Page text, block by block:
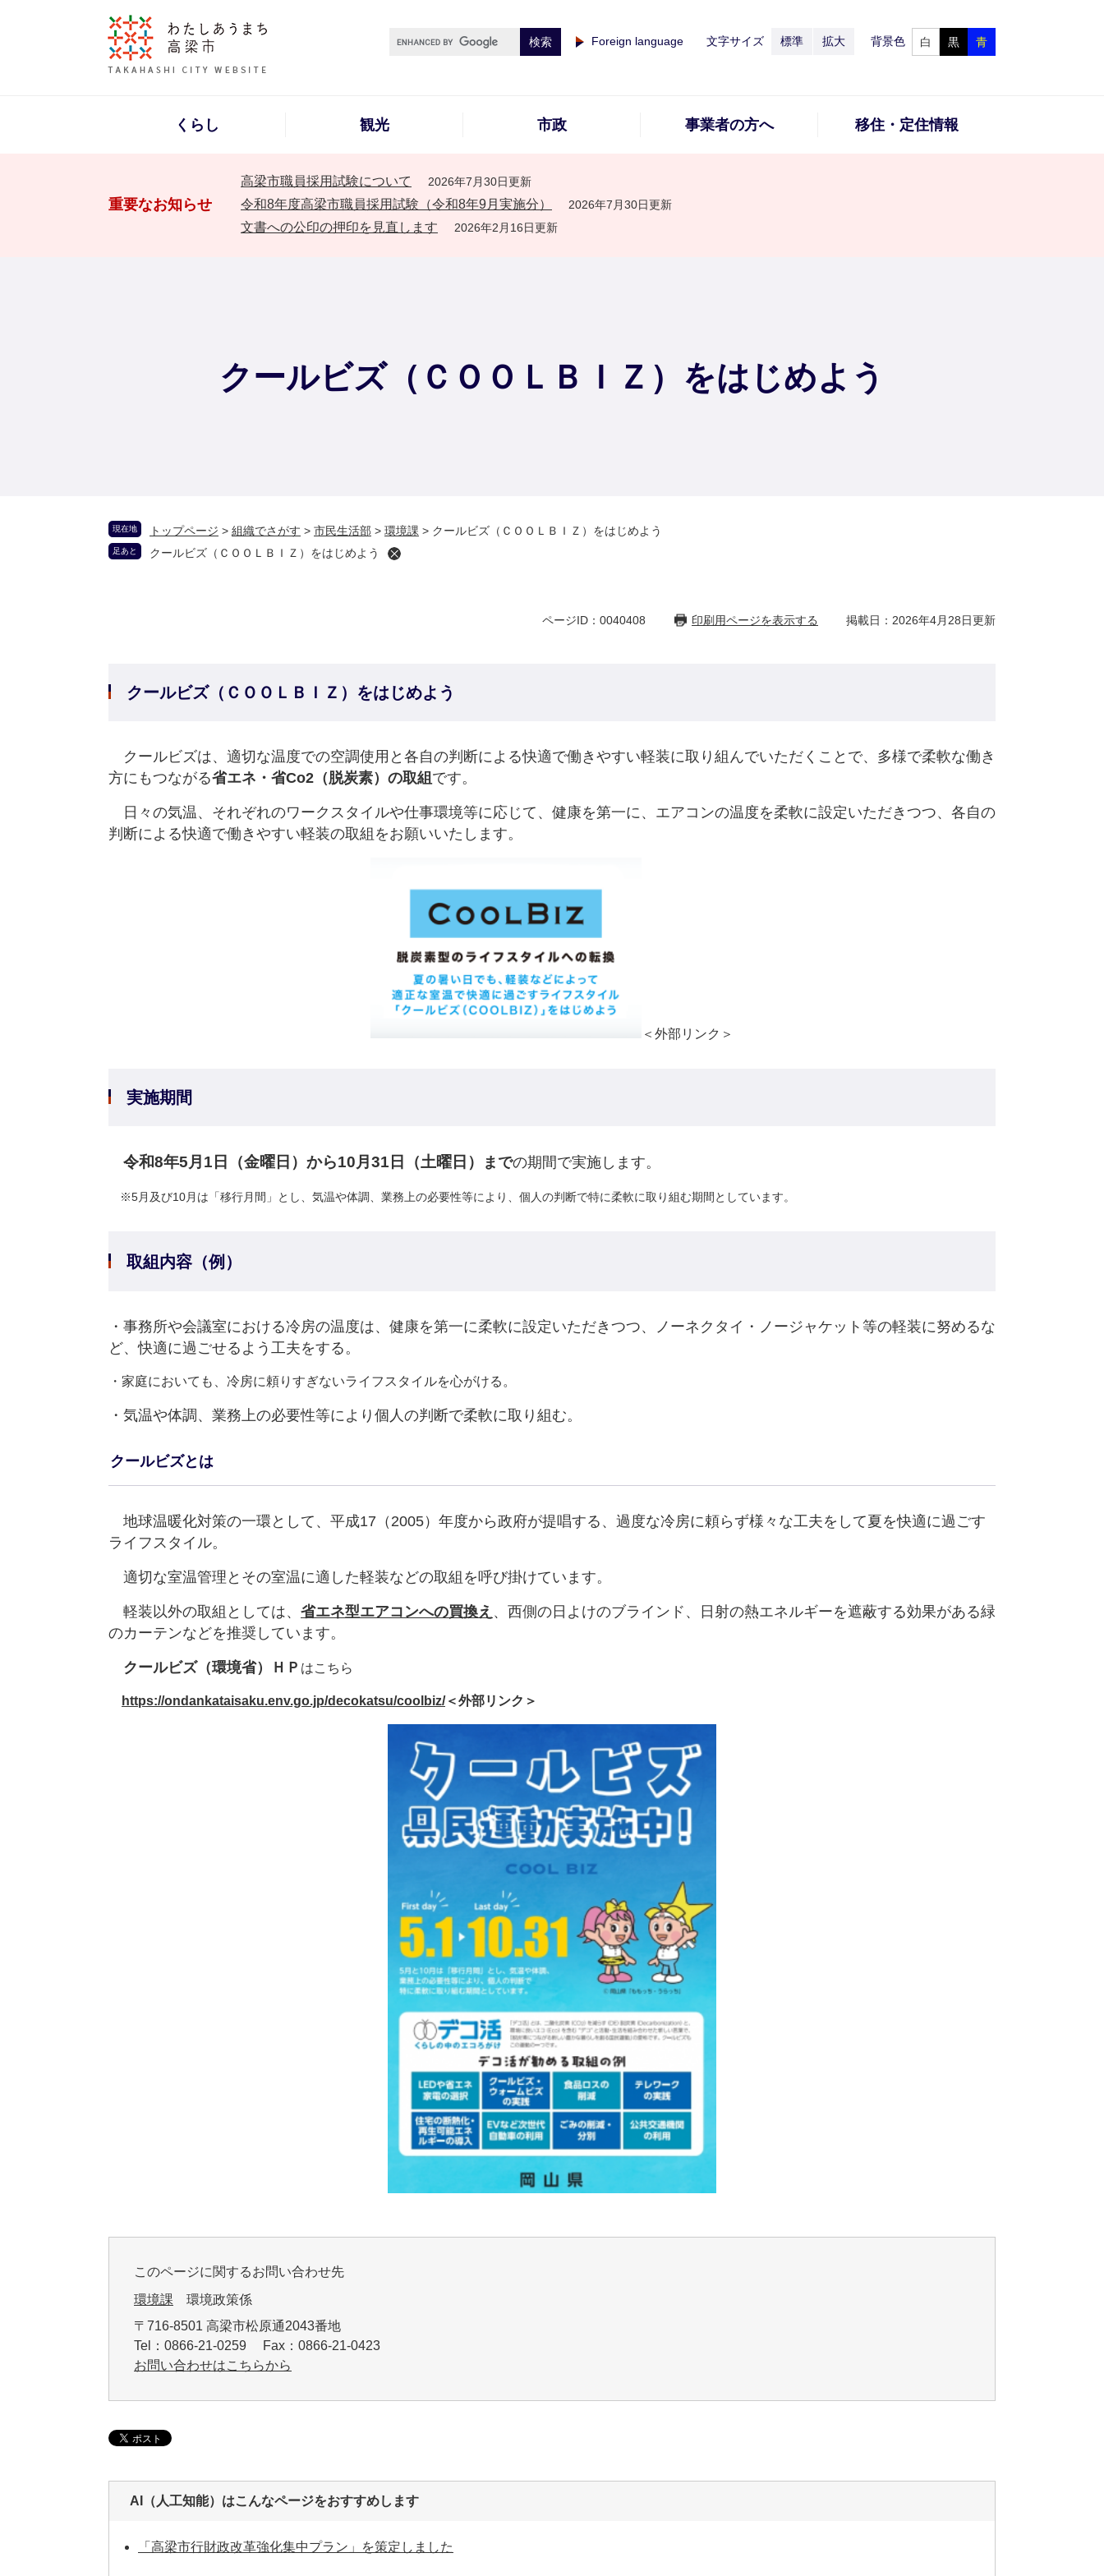
Foreign language 文字サイズ 標準 拡大 背景色 白 黒 青
くらし 観光 市政 事業者の方へ 移住・定住情報
重要なお知らせ
高梁市職員採用試験について 2026年7月30日更新
令和8年度高梁市職員採用試験（令和8年9月実施分） 2026年7月30日更新
文書への公印の押印を見直します 2026年2月16日更新
クールビズ（ＣＯＯＬＢＩＺ）をはじめよう
現在地 トップページ > 組織でさがす > 市民生活部 > 環境課 > クールビズ（ＣＯＯＬＢＩＺ）をはじめよう
足あと クールビズ（ＣＯＯＬＢＩＺ）をはじめよう
ページID：0040408 印刷用ページを表示する 掲載日：2026年4月28日更新
クールビズ（ＣＯＯＬＢＩＺ）をはじめよう
クールビズは、適切な温度での空調使用と各自の判断による快適で働きやすい軽装に取り組んでいただくことで、多様で柔軟な働き
方にもつながる省エネ・省Co2 （脱炭素）の取組 です。
日々の気温、それぞれのワークスタイルや仕事環境等に応じて、健康を第一に、エアコンの温度を柔軟に設定いただきつつ、各自の
判断による快適で働きやすい軽装の取組をお願いいたします。
＜外部リンク＞
実施期間
令和8年5月1日（金曜日）から10月31日（土曜日） までの期間で実施します。​
※5月及び10月は「移行月間」とし、気温や体調、業務上の必要性等により、個人の判断で特に柔軟に取り組む期間としています。​
取組内容（例）
​・事務所や会議室における冷房の温度は、健康を第一に柔軟に設定いただきつつ、ノーネクタイ・ノージャケット等の軽装に努めるな
ど、快適に過ごせるよう工夫をする。
・家庭においても、冷房に頼りすぎないライフスタイルを心がける。​
・気温や体調、業務上の必要性等により個人の判断で柔軟に取り組む。
クールビズとは​
地球温暖化対策の一環として、平成17（2005）年度から政府が提唱する、過度な冷房に頼らず様々な工夫をして夏を快適に過ごす
ライフスタイル。
適切な室温管理とその室温に適した軽装などの取組を呼び掛けています。
軽装以外の取組としては、 省エネ型エアコンへの買換え 、西側の日よけのブラインド、日射の熱エネルギーを遮蔽する効果がある緑
のカーテンなどを推奨しています。
クールビズ（環境省）ＨＰ はこちら
https://ondankataisaku.env.go.jp/decokatsu/coolbiz/＜外部リンク＞
このページに関するお問い合わせ先
環境課 環境政策係
〒716-8501 高梁市松原通2043番地
Tel：0866-21-0259 Fax：0866-21-0423
お問い合わせはこちらから
AI（人工知能）はこんなページをおすすめします
「高梁市行財政改革強化集中プラン」を策定しました